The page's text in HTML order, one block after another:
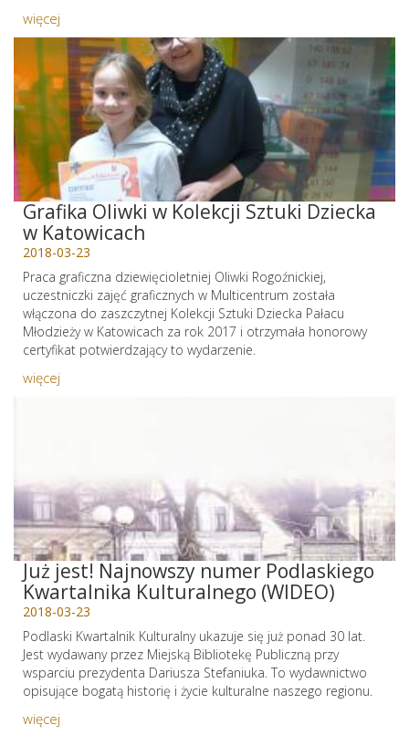
więcej
Grafika Oliwki w Kolekcji Sztuki Dziecka
w Katowicach
2018-03-23
Praca graficzna dziewięcioletniej Oliwki Rogoźnickiej,
uczestniczki zajęć graficznych w Multicentrum została
włączona do zaszczytnej Kolekcji Sztuki Dziecka Pałacu
Młodzieży w Katowicach za rok 2017 i otrzymała honorowy
certyfikat potwierdzający to wydarzenie.
więcej
Już jest! Najnowszy numer Podlaskiego
Kwartalnika Kulturalnego (WIDEO)
2018-03-23
Podlaski Kwartalnik Kulturalny ukazuje się już ponad 30 lat.
Jest wydawany przez Miejską Bibliotekę Publiczną przy
wsparciu prezydenta Dariusza Stefaniuka. To wydawnictwo
opisujące bogatą historię i życie kulturalne naszego regionu.
więcej